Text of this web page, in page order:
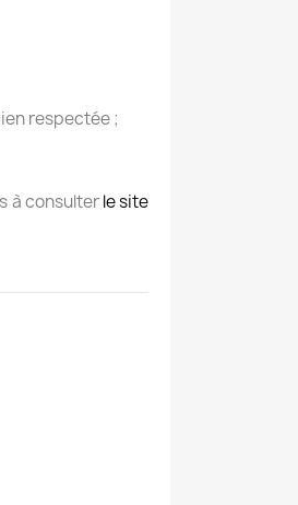
respectée ;
à consulterle site